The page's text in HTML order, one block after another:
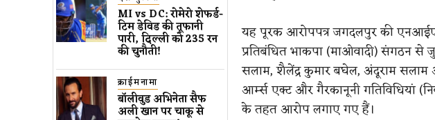
MI vs DC: रोमेरो शेफर्ड-
टिम डेविड की तूफानी
पारी, दिल्ली को 235 रन
की चुनौती!
क्राईमनामा
बॉलीवुड​ अभिनेता सैफ
अली खान पर चाकू से ​
यह पूरक आरोपपत्र जगदलपुर की
प्रतिबंधित भाकपा (माओवादी) संगठन
सलाम, शैलेंद्र कुमार बघेल, अंदूराम सलाम
आर्म्स एक्ट और गैरकानूनी गतिविधियां
के तहत आरोप लगाए गए हैं।